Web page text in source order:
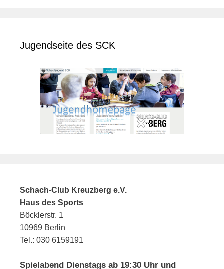
Jugendseite des SCK
Schach-Club Kreuzberg e.V.
Haus des Sports
Böcklerstr. 1
10969 Berlin
Tel.: 030 6159191
Spielabend Dienstags ab 19:30 Uhr und